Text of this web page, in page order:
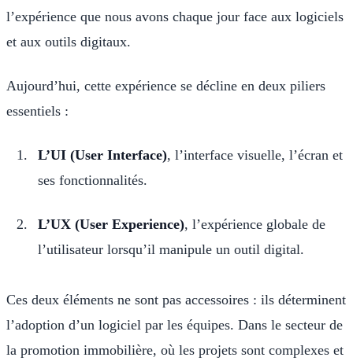
l’expérience que nous avons chaque jour face aux logiciels
et aux outils digitaux.
Aujourd’hui, cette expérience se décline en deux piliers
essentiels :
L’UI (User Interface), l’interface visuelle, l’écran et
ses fonctionnalités.
L’UX (User Experience), l’expérience globale de
l’utilisateur lorsqu’il manipule un outil digital.
Ces deux éléments ne sont pas accessoires : ils déterminent
l’adoption d’un logiciel par les équipes. Dans le secteur de
la promotion immobilière, où les projets sont complexes et